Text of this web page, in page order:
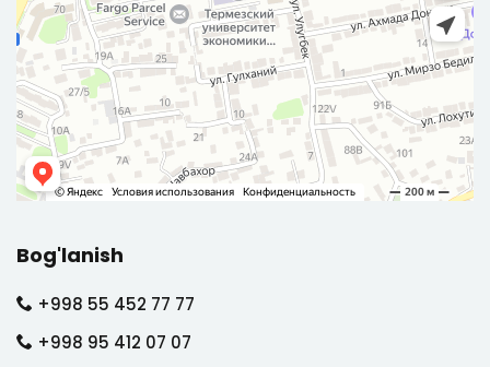
Bog'lanish
+998 55 452 77 77
+998 95 412 07 07